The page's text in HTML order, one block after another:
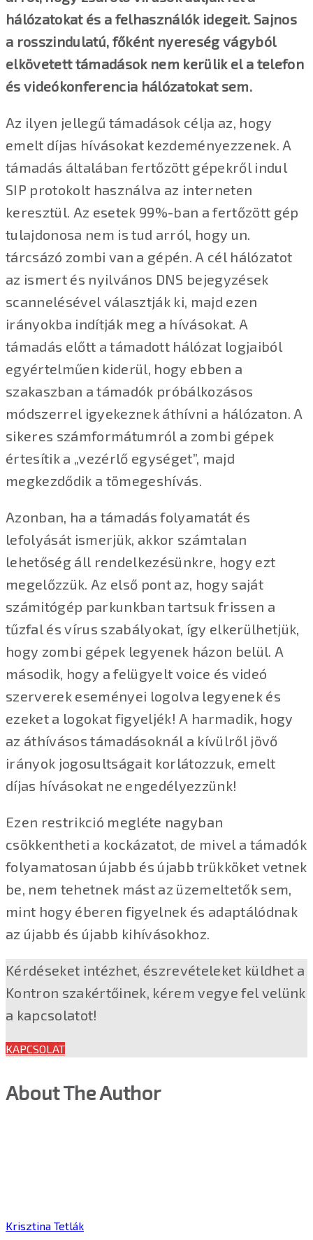
hálózatokat és a felhasználók idegeit. Sajnos
a rosszindulatú, főként nyereség vágyból
elkövetett támadások nem kerülik el a telefon
és videókonferencia hálózatokat sem.
Az ilyen jellegű támadások célja az, hogy
emelt díjas hívásokat kezdeményezzenek. A
támadás általában fertőzött gépekről indul
SIP protokolt használva az interneten
keresztül. Az esetek 99%-ban a fertőzött gép
tulajdonosa nem is tud arról, hogy un.
tárcsázó zombi van a gépén. A cél hálózatot
az ismert és nyilvános DNS bejegyzések
scannelésével választják ki, majd ezen
irányokba indítják meg a hívásokat. A
támadás előtt a támadott hálózat logjaiból
egyértelműen kiderül, hogy ebben a
szakaszban a támadók próbálkozásos
módszerrel igyekeznek áthívni a hálózaton. A
sikeres számformátumról a zombi gépek
értesítik a „vezérlő egységet”, majd
megkezdődik a tömegeshívás.
Azonban, ha a támadás folyamatát és
lefolyását ismerjük, akkor számtalan
lehetőség áll rendelkezésünkre, hogy ezt
megelőzzük. Az első pont az, hogy saját
számitógép parkunkban tartsuk frissen a
tűzfal és vírus szabályokat, így elkerülhetjük,
hogy zombi gépek legyenek házon belül. A
második, hogy a felügyelt voice és videó
szerverek eseményei logolva legyenek és
ezeket a logokat figyeljék! A harmadik, hogy
az áthívásos támadásoknál a kívülről jövő
irányok jogosultságait korlátozzuk, emelt
díjas hívásokat ne engedélyezzünk!
Ezen restrikció megléte nagyban
csökkentheti a kockázatot, de mivel a támadók
folyamatosan újabb és újabb trükköket vetnek
be, nem tehetnek mást az üzemeltetők sem,
mint hogy éberen figyelnek és adaptálódnak
az újabb és újabb kihívásokhoz.
Kérdéseket intézhet, észrevételeket küldhet a
Kontron szakértőinek, kérem vegye fel velünk
a kapcsolatot!
KAPCSOLAT
About The Author
Krisztina Tetlák